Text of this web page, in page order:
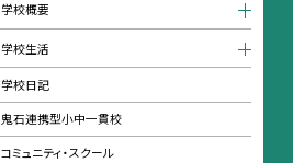
学校概要
学校生活
学校日記
鬼石連携型小中一貫校
コミュニティ・スクール